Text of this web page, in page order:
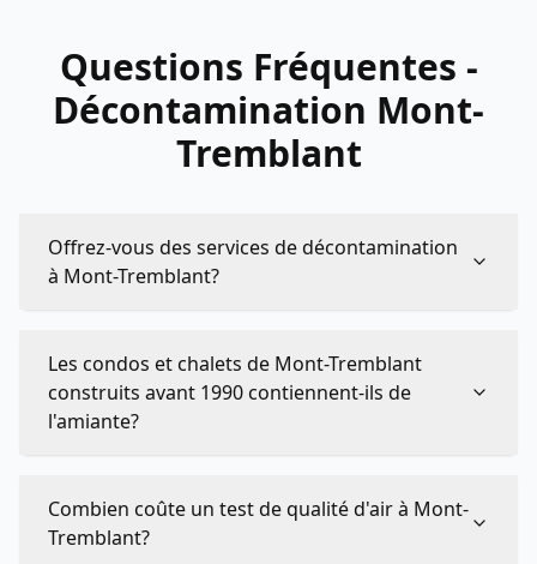
Questions Fréquentes -
Décontamination Mont-
Tremblant
Offrez-vous des services de décontamination
à Mont-Tremblant?
Les condos et chalets de Mont-Tremblant
construits avant 1990 contiennent-ils de
l'amiante?
Combien coûte un test de qualité d'air à Mont-
Tremblant?